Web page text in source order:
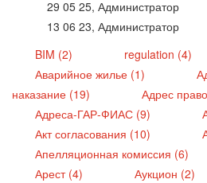
29 05 25, Администратор
13 06 23, Администратор
BIM (2)
regulation (4)
Аварийное жилье (1)
наказание (19)
Адрес
Адреса-ГАР-ФИАС (9)
Акт согласования (10)
Апелляционная комиссия (6)
Арест (4)
Аукцион (2)